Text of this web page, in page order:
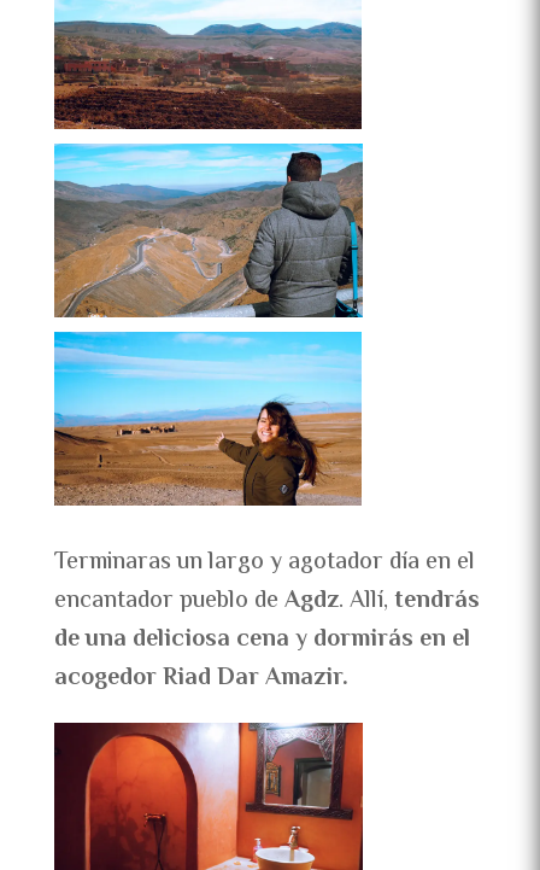
Terminaras un largo y agotador día en el
encantador pueblo deAgdz. Allí,tendrás
de una deliciosa cenaydormirás en el
acogedor Riad Dar Amazir.